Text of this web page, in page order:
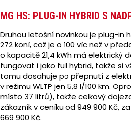
MG HS: PLUG-IN HYBRID S
Druhou letošní novinkou je plug-in
272 koní, což je o 100 víc než v
o kapacitě 21,4 kWh má elektrický
fungovat i jako full hybrid, takže si
tomu dosahuje po přepnutí z
v režimu WLTP jen 5,8 l/100 km.
místo 37 litrů), takže celkový
zákazník v ceníku od 949 900 Kč,
669 900 Kč.